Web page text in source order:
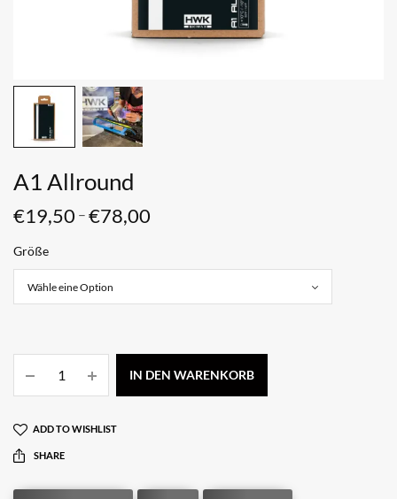
A1 Allround
€19,50 –€78,00
Größe
IN DEN WARENKORB
ADD TO WISHLIST
SHARE